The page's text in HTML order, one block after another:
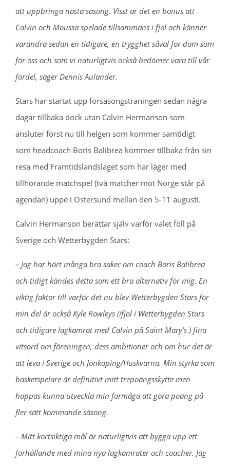
att uppbringa nästa säsong. Visst är det en bonus att
Calvin och Moussa spelade tillsammans i fjol och känner
varandra sedan en tidigare, en trygghet såväl för dom som
för oss och som vi naturligtvis också bedömer vara till vår
fördel, säger Dennis Aulander.
Stars har startat upp försäsongsträningen sedan några
dagar tillbaka dock utan Calvin Hermanson som
ansluter först nu till helgen som kommer samtidigt
som headcoach Boris Balibrea kommer tillbaka från sin
resa med Framtidslandslaget som har läger med
tillhörande matchspel (två matcher mot Norge står på
agendan) uppe i Östersund mellan den 5-11 augusti.
Calvin Hermanson berättar själv varför valet föll på
Sverige och Wetterbygden Stars:
– Jag har hört många bra saker om coach Boris Balibrea
och tidigt kändes detta som ett bra alternativ för mig. En
viktig faktor till varför det nu blev Wetterbygden Stars för
min del är också Kyle Rowleys (ifjol i Wetterbygden Stars
och tidigare lagkamrat med Calvin på Saint Mary’s ) fina
vitsord om föreningen, dess ambitioner och om hur det är
att leva i Sverige och Jönköping/Huskvarna. Min styrka som
basketspelare är definitivt mitt trepoängsskytte men
hoppas kunna utveckla min förmåga att göra poäng på
fler sätt kommande säsong.
– Mitt kortsiktiga mål är naturligtvis att bygga upp ett
förhållande med mina nya lagkamrater och coacher. Jag